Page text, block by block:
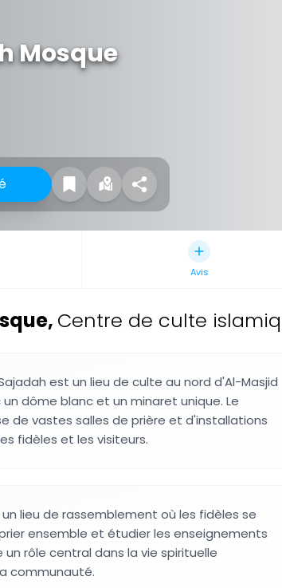
Mosque
Avis
, Centre de culte
est un lieu de culte au nord d'Al-Masjid
dôme blanc et un minaret unique. Le
de vastes salles de prière et d'installations
fidèles et les visiteurs.
lieu de rassemblement où les fidèles se
ensemble et étudier les enseignements
un rôle central dans la vie spirituelle
communauté.